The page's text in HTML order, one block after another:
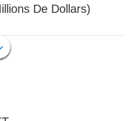
De Dollars)